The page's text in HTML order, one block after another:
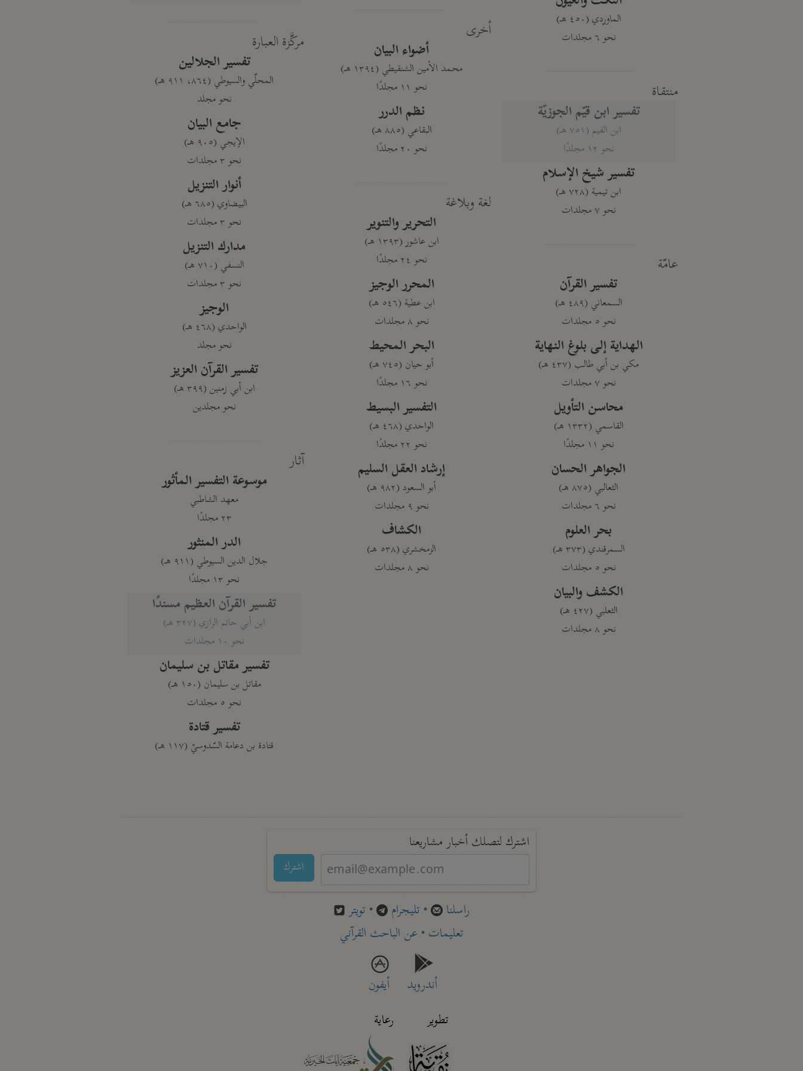
الماوردي (٤٥٠ هـ)
نحو ٦ مجلدات
منتقاة
تفسير ابن قيّم الجوزيّة
ابن القيم (٧٥١ هـ)
نحو ١٢ مجلدًا
تفسير شيخ الإسلام
ابن تيمية (٧٢٨ هـ)
نحو ٧ مجلدات
عامّة
تفسير القرآن
السمعاني (٤٨٩ هـ)
نحو ٥ مجلدات
الهداية إلى بلوغ النهاية
مكي بن أبي طالب (٤٣٧ هـ)
نحو ٧ مجلدات
محاسن التأويل
القاسمي (١٣٣٢ هـ)
نحو ١١ مجلدًا
الجواهر الحسان
الثعالبي (٨٧٥ هـ)
نحو ٦ مجلدات
بحر العلوم
السمرقندي (٣٧٣ هـ)
نحو ٥ مجلدات
الكشف والبيان
الثعلبي (٤٢٧ هـ)
نحو ٨ مجلدات
أخرى
أضواء البيان
محمد الأمين الشنقيطي (١٣٩٤ هـ)
نحو ١١ مجلدًا
نظم الدرر
البقاعي (٨٨٥ هـ)
نحو ٢٠ مجلدًا
لغة وبلاغة
التحرير والتنوير
ابن عاشور (١٣٩٣ هـ)
نحو ٢٤ مجلدًا
المحرر الوجيز
ابن عطية (٥٤٦ هـ)
نحو ٨ مجلدات
البحر المحيط
أبو حيان (٧٤٥ هـ)
نحو ١٦ مجلدًا
التفسير البسيط
الواحدي (٤٦٨ هـ)
نحو ٢٢ مجلدًا
إرشاد العقل السليم
أبو السعود (٩٨٢ هـ)
نحو ٩ مجلدات
الكشاف
الزمخشري (٥٣٨ هـ)
نحو ٨ مجلدات
مركَّزة العبارة
تفسير الجلالين
المحلّي والسيوطي (٨٦٤، ٩١١ هـ)
نحو مجلد
جامع البيان
الإيجي (٩٠٥ هـ)
نحو ٣ مجلدات
أنوار التنزيل
البيضاوي (٦٨٥ هـ)
نحو ٣ مجلدات
مدارك التنزيل
النسفي (٧١٠ هـ)
نحو ٣ مجلدات
الوجيز
الواحدي (٤٦٨ هـ)
نحو مجلد
تفسير القرآن العزيز
ابن أبي زمنين (٣٩٩ هـ)
نحو مجلدين
آثار
موسوعة التفسير المأثور
معهد الشاطبي
٢٣ مجلدًا
الدر المنثور
جلال الدين السيوطي (٩١١ هـ)
نحو ١٣ مجلدًا
تفسير القرآن العظيم مسندًا
ابن أبي حاتم الرازي (٣٢٧ هـ)
نحو ١٠ مجلدات
تفسير مقاتل بن سليمان
مقاتل بن سليمان (١٥٠ هـ)
نحو ٥ مجلدات
تفسير قتادة
قتادة بن دعامة السّدوسيّ (١١٧ هـ)
اشترك لتصلك أخبار مشاريعنا
اشترك
راسلنا • تليجرام • تويتر
تعليمات• عن الباحث القرآني
أندرويد
أيفون
تطوير
رعاية